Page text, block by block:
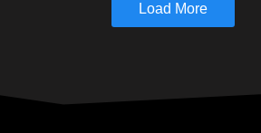
Load More